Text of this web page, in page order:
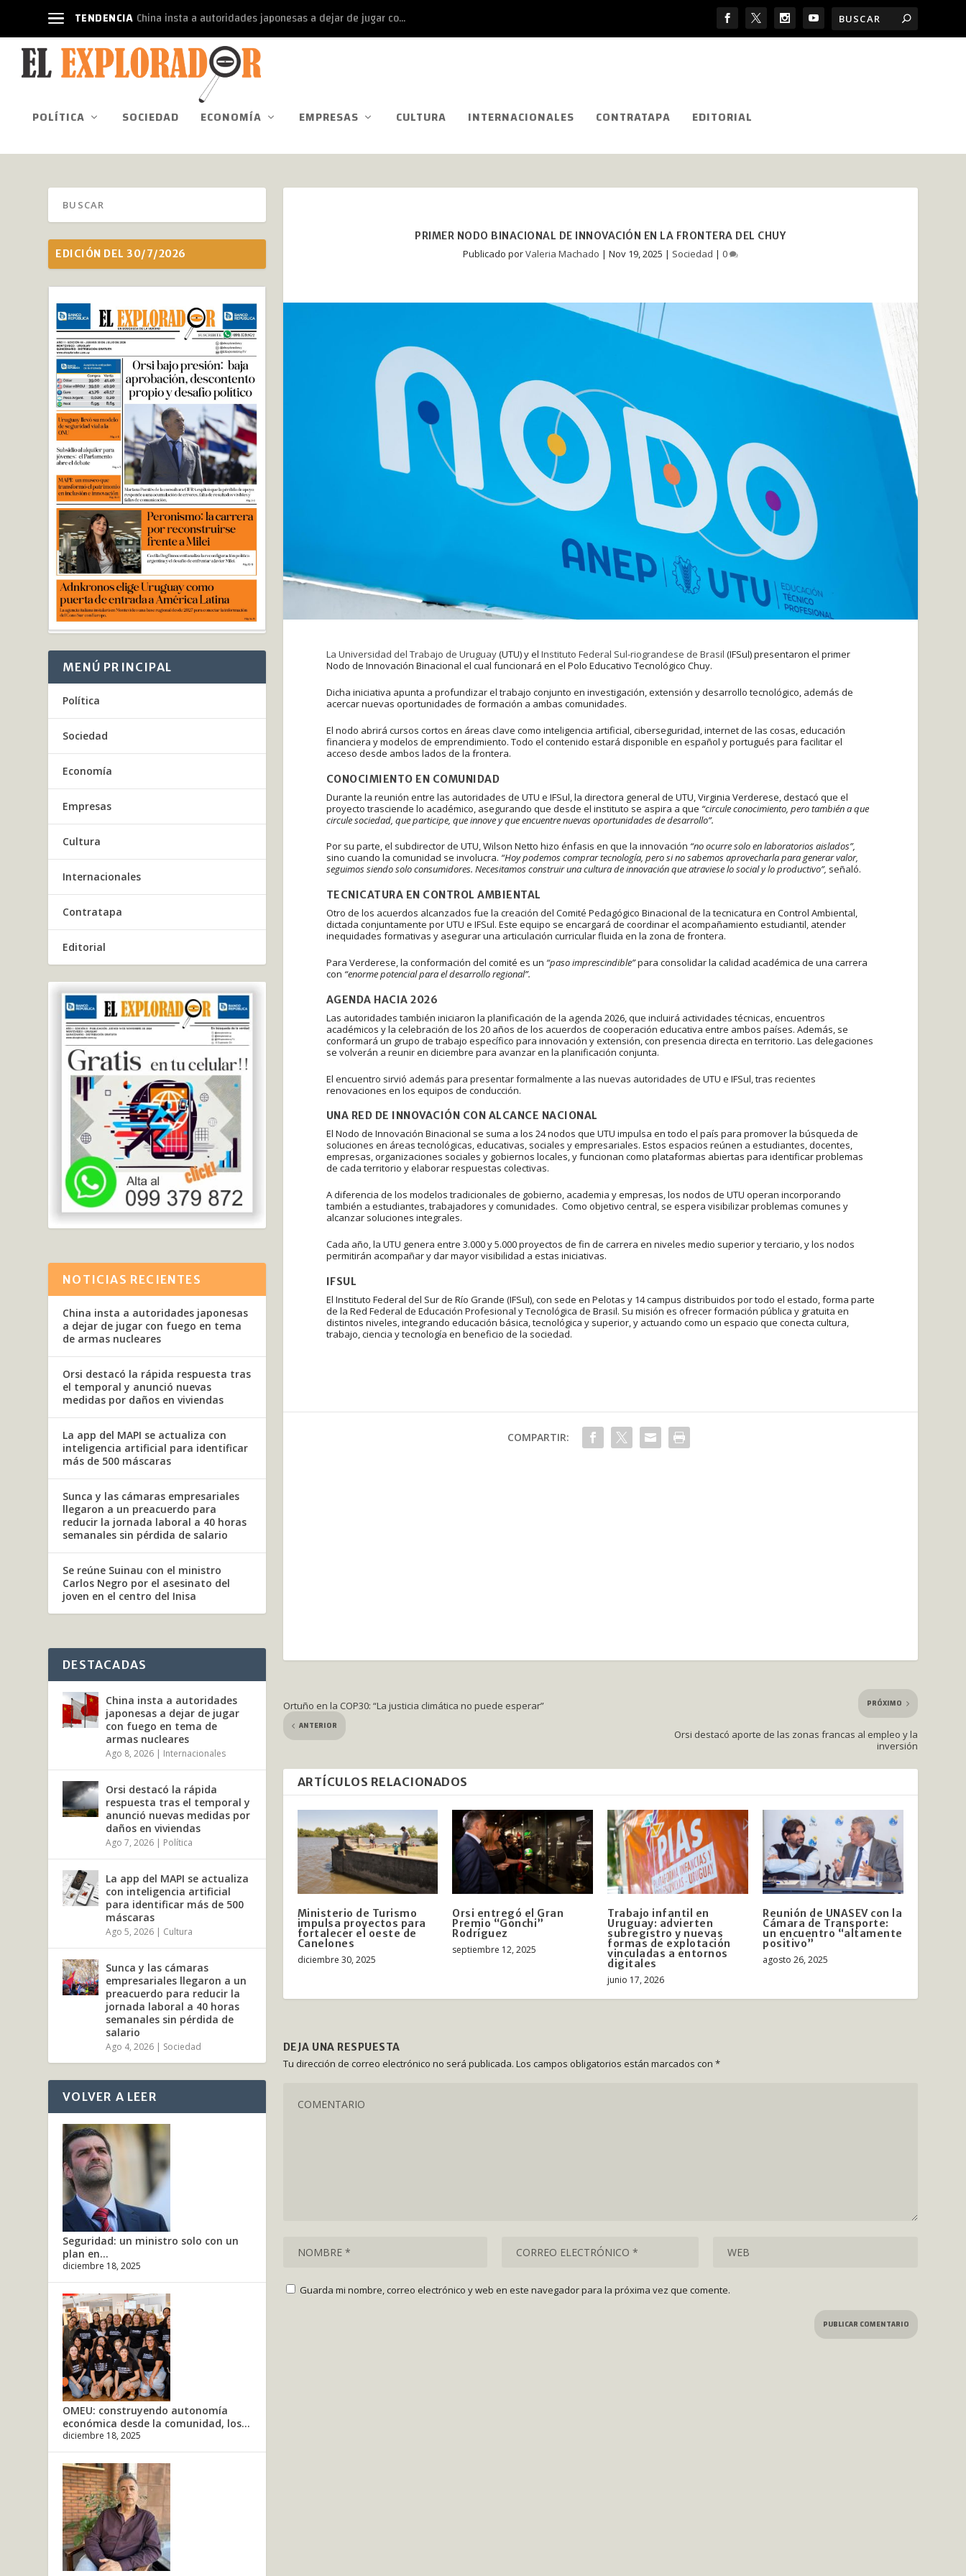
TENDENCIA China insta a autoridades japonesas a dejar de jugar co...
POLÍTICA SOCIEDAD ECONOMÍA EMPRESAS CULTURA INTERNACIONALES CONTRATAPA EDITORIAL
PRIMER NODO BINACIONAL DE INNOVACIÓN EN LA FRONTERA DEL CHUY
Publicado porValeria Machado | Nov 19, 2025 | Sociedad | 0
La Universidad del Trabajo de Uruguay(UTU) y el Instituto Federal Sul-riograndese de Brasil (IFSul) presentaron el primer
Nodo de Innovación Binacional el cual funcionará en el Polo Educativo Tecnológico Chuy.
Dicha iniciativa apunta a profundizar el trabajo conjunto en investigación, extensión y desarrollo tecnológico, además de
acercar nuevas oportunidades de formación a ambas comunidades.
El nodo abrirá cursos cortos en áreas clave como inteligencia artificial, ciberseguridad, internet de las cosas, educación
financiera y modelos de emprendimiento. Todo el contenido estará disponible en español y portugués para facilitar el
acceso desde ambos lados de la frontera.
CONOCIMIENTO EN COMUNIDAD
Durante la reunión entre las autoridades de UTU e IFSul, la directora general de UTU, Virginia Verderese, destacó que el
proyecto trasciende lo académico, asegurando que desde el instituto se aspira a que “circule conocimiento, pero también a que
circule sociedad, que participe, que innove y que encuentre nuevas oportunidades de desarrollo”.
Por su parte, el subdirector de UTU, Wilson Netto hizo énfasis en que la innovación “no ocurre solo en laboratorios aislados”,
sino cuando la comunidad se involucra. “Hoy podemos comprar tecnología, pero si no sabemos aprovecharla para generar valor,
seguimos siendo solo consumidores. Necesitamos construir una cultura de innovación que atraviese lo social y lo productivo”, señaló.
TECNICATURA EN CONTROL AMBIENTAL
Otro de los acuerdos alcanzados fue la creación del Comité Pedagógico Binacional de la tecnicatura en Control Ambiental,
dictada conjuntamente por UTU e IFSul. Este equipo se encargará de coordinar el acompañamiento estudiantil, atender
inequidades formativas y asegurar una articulación curricular fluida en la zona de frontera.
Para Verderese, la conformación del comité es un “paso imprescindible”para consolidar la calidad académica de una carrera
con “enorme potencial para el desarrollo regional”.
AGENDA HACIA 2026
Las autoridades también iniciaron la planificación de la agenda 2026, que incluirá actividades técnicas, encuentros
académicos y la celebración de los 20 años de los acuerdos de cooperación educativa entre ambos países. Además, se
conformará un grupo de trabajo específico para innovación y extensión, con presencia directa en territorio. Las delegaciones
se volverán a reunir en diciembre para avanzar en la planificación conjunta.
El encuentro sirvió además para presentar formalmente a las nuevas autoridades de UTU e IFSul, tras recientes
renovaciones en los equipos de conducción.
UNA RED DE INNOVACIÓN CON ALCANCE NACIONAL
El Nodo de Innovación Binacional se suma a los 24 nodos que UTU impulsa en todo el país para promover la búsqueda de
soluciones en áreas tecnológicas, educativas, sociales y empresariales. Estos espacios reúnen a estudiantes, docentes,
empresas, organizaciones sociales y gobiernos locales, y funcionan como plataformas abiertas para identificar problemas
de cada territorio y elaborar respuestas colectivas.
A diferencia de los modelos tradicionales de gobierno, academia y empresas, los nodos de UTU operan incorporando
también a estudiantes, trabajadores y comunidades. Como objetivo central, se espera visibilizar problemas comunes y
alcanzar soluciones integrales.
Cada año, la UTU genera entre 3.000 y 5.000 proyectos de fin de carrera en niveles medio superior y terciario, y los nodos
permitirán acompañar y dar mayor visibilidad a estas iniciativas.
IFSUL
El Instituto Federal del Sur de Río Grande (IFSul), con sede en Pelotas y 14 campus distribuidos por todo el estado, forma parte
de la Red Federal de Educación Profesional y Tecnológica de Brasil. Su misión es ofrecer formación pública y gratuita en
distintos niveles, integrando educación básica, tecnológica y superior, y actuando como un espacio que conecta cultura,
trabajo, ciencia y tecnología en beneficio de la sociedad.
COMPARTIR:
Ortuño en la COP30: “La justicia climática no puede esperar”
ANTERIOR
PRÓXIMO
Orsi destacó aporte de las zonas francas al empleo y la
inversión
ARTÍCULOS RELACIONADOS
Ministerio de Turismo
impulsa proyectos para
fortalecer el oeste de
Canelones
diciembre 30, 2025
Orsi entregó el Gran
Premio “Gonchi”
Rodríguez
septiembre 12, 2025
Trabajo infantil en
Uruguay: advierten
subregistro y nuevas
formas de explotación
vinculadas a entornos
digitales
junio 17, 2026
Reunión de UNASEV con la
Cámara de Transporte:
un encuentro “altamente
positivo”
agosto 26, 2025
DEJA UNA RESPUESTA
Tu dirección de correo electrónico no será publicada. Los campos obligatorios están marcados con *
Guarda mi nombre, correo electrónico y web en este navegador para la próxima vez que comente.
EDICIÓN DEL 30/7/2026
MENÚ PRINCIPAL
Política
Sociedad
Economía
Empresas
Cultura
Internacionales
Contratapa
Editorial
NOTICIAS RECIENTES
China insta a autoridades japonesas
a dejar de jugar con fuego en tema
de armas nucleares
Orsi destacó la rápida respuesta tras
el temporal y anunció nuevas
medidas por daños en viviendas
La app del MAPI se actualiza con
inteligencia artificial para identificar
más de 500 máscaras
Sunca y las cámaras empresariales
llegaron a un preacuerdo para
reducir la jornada laboral a 40 horas
semanales sin pérdida de salario
Se reúne Suinau con el ministro
Carlos Negro por el asesinato del
joven en el centro del Inisa
DESTACADAS
China insta a autoridades
japonesas a dejar de jugar
con fuego en tema de
armas nucleares
Ago 8, 2026 | Internacionales
Orsi destacó la rápida
respuesta tras el temporal y
anunció nuevas medidas por
daños en viviendas
Ago 7, 2026 | Política
La app del MAPI se actualiza
con inteligencia artificial
para identificar más de 500
máscaras
Ago 5, 2026 | Cultura
Sunca y las cámaras
empresariales llegaron a un
preacuerdo para reducir la
jornada laboral a 40 horas
semanales sin pérdida de
salario
Ago 4, 2026 | Sociedad
VOLVER A LEER
Seguridad: un ministro solo con un
plan en...
diciembre 18, 2025
OMEU: construyendo autonomía
económica desde la comunidad, los...
diciembre 18, 2025